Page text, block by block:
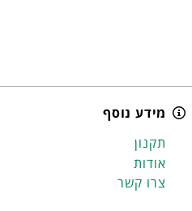
מידע נוסף
תקנון
אודות
צרו קשר